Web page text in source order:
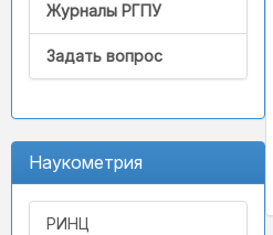
Журналы РГПУ
Задать вопрос
Наукометрия
РИНЦ